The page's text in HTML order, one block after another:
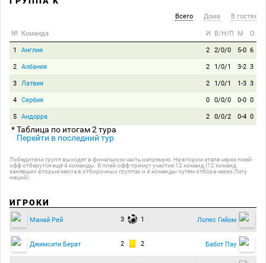
Всего Дома В гостях
№ Команда И В/Н/П М О
1 Англия 2 2/0/0 5-0 6
2 Албания 2 1/0/1 3-2 3
3 Латвия 2 1/0/1 1-3 3
4 Сербия 0 0/0/0 0-0 0
5 Андорра 2 0/0/2 0-4 0
* Таблица по итогам 2 тура
Перейти в последний тур
Победители групп выходят в финальную часть напрямую. На втором этапе через плей-
офф отберутся ещё 4 команды. В плей-офф примут участие 12 команд (12 команд
занявших вторые места в отборочных группах и 4 команды путём отбора через Лигу
наций).
ИГРОКИ
Манай Рей 3 1 Лопес Гийом
Джимсити Берат 2 2 Бабот Пау